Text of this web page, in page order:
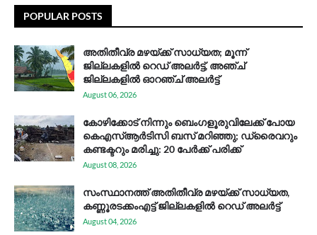
POPULAR POSTS
അതിതീവ്ര മഴയ്ക്ക് സാധ്യത; മൂന്ന്
ജില്ലകളിൽ റെഡ് അലർട്ട്, അഞ്ച്
ജില്ലകളിൽ ഓറഞ്ച് അലർട്ട്
August 06, 2026
കോഴിക്കോട് നിന്നും ബെംഗളൂരുവിലേക്ക് പോയ
കെഎസ്ആര്‍ടിസി ബസ് മറിഞ്ഞു; ഡ്രൈവറും
കണ്ടക്ടറും മരിച്ചു: 20 പേര്‍ക്ക് പരിക്ക്
August 08, 2026
സം​സ്ഥാ​ന​ത്ത് അ​തി​തീ​വ്ര മ​ഴ​യ്ക്ക് സാ​ധ്യ​ത,
കണ്ണൂരടക്കംഎ​ട്ട് ജി​ല്ല​ക​ളി​ൽ റെ​ഡ് അ​ലർ​ട്ട്
August 04, 2026